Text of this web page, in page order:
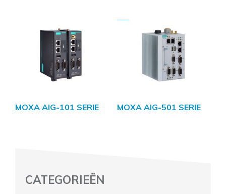
MOXA AIG-101 SERIE MOXA AIG-501 SERIE
CATEGORIEËN